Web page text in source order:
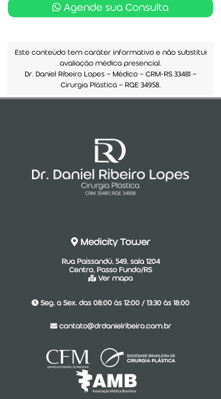
Agende sua Consulta
Este conteúdo tem caráter informativo e não substitui
avaliação médica presencial.
Dr. Daniel Ribeiro Lopes — Médico — CRM-RS 33481 —
Cirurgia Plástica — RQE 34958.
Medicity Tower
Rua Paissandú, 549, sala 1204
Centro, Passo Fundo/RS
Ver mapa
Seg. a Sex. das 08:00 às 12:00 / 13:30 às 18:00
contato@drdanielribeiro.com.br